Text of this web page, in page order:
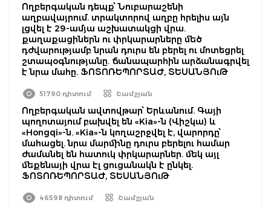
Ողբերգական դեպք՝ Նուբարաշենի
աղբավայրում. տրակտորով աղբը հրելիս այն
լցվել է 29-ամյա աշխատակցի վրա.
քաղաքացիներն ու փրկարարները մեծ
դժվարությամբ նրան դուրս են բերել ու մոտեցրել
շտապօգնությանը. ճանապարհին արձանագրվել
է նրա մահը. ՖՈՏՈՌԵՊՈՐՏԱԺ, ՏԵՍԱՆՅՈւԹ
51790 դիտում Շամշյան
Ողբերգական ավտովթար՝ Երևանում. Գայի
պողոտայում բախվել են «Kia»-ն (Վիշկա) և
«Hongqi»-ն. «Kia»-ն կողաշրջվել է, վարորդը՝
մահացել. նրա մարմինը դուրս բերելու համար
ժամանել են հատուկ փրկարարներ. մեկ այլ
մեքենայի վրա էլ ցուցանակն է ընկել.
ՖՈՏՈՌԵՊՈՐՏԱԺ, ՏԵՍԱՆՅՈւԹ
46598 դիտում Շամշյան